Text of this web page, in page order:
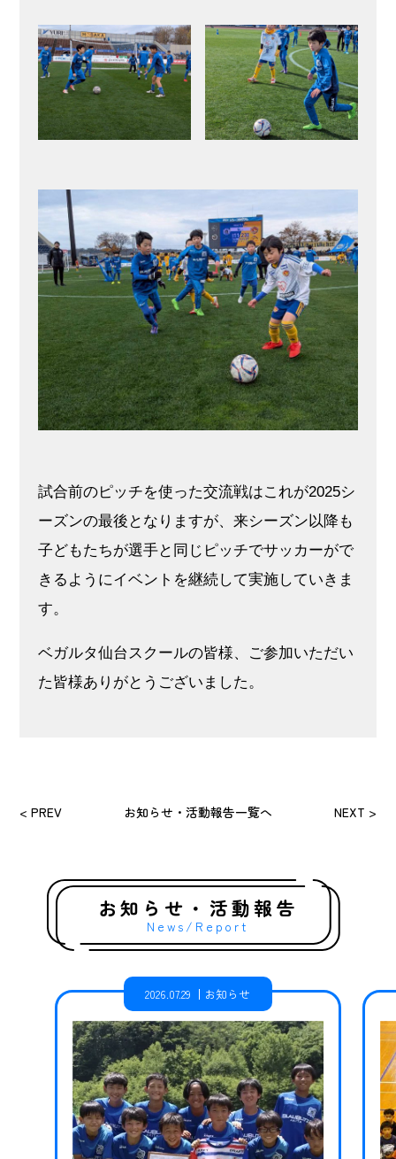
試合前のピッチを使った交流戦はこれが2025シ
ーズンの最後となりますが、来シーズン以降も
子どもたちが選手と同じピッチでサッカーがで
きるようにイベントを継続して実施していきま
す。
ベガルタ仙台スクールの皆様、ご参加いただい
た皆様ありがとうございました。
< PREV お知らせ・活動報告一覧へ NEXT >
お知らせ・活動報告
News/Report
2026.07.29 お知らせ